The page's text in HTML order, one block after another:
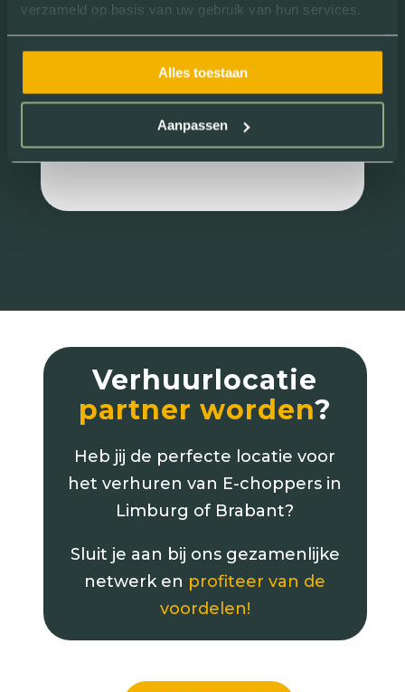
verzameld op basis van uw gebruik van hun services.
Alles toestaan
Aanpassen
nieuwe interessante plekjes
kennen. Superleuk! ”
Review van: Rick Maessen
Verhuurlocatie
partner worden?
Heb jij de perfecte locatie voor
het verhuren van E-choppers in
Limburg of Brabant?
Sluit je aan bij ons gezamenlijke
netwerk en profiteer van de
voordelen!